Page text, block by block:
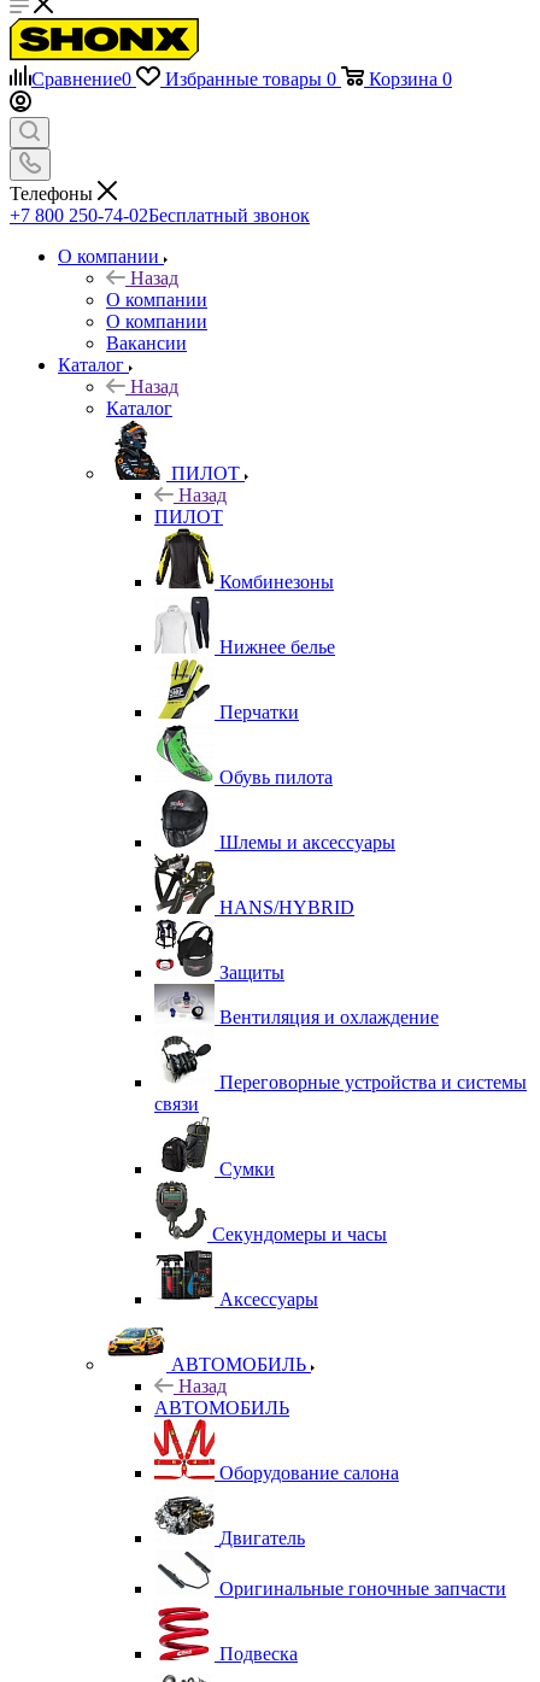
Сравнение0 Избранные товары 0 Корзина 0
Телефоны
+7 800 250-74-02Бесплатный звонок
О компании
Назад
О компании
О компании
Вакансии
Каталог
Назад
Каталог
ПИЛОТ
Назад
ПИЛОТ
Комбинезоны
Нижнее белье
Перчатки
Обувь пилота
Шлемы и аксессуары
HANS/HYBRID
Защиты
Вентиляция и охлаждение
Переговорные устройства и системы
связи
Сумки
Секундомеры и часы
Аксессуары
АВТОМОБИЛЬ
Назад
АВТОМОБИЛЬ
Оборудование салона
Двигатель
Оригинальные гоночные запчасти
Подвеска